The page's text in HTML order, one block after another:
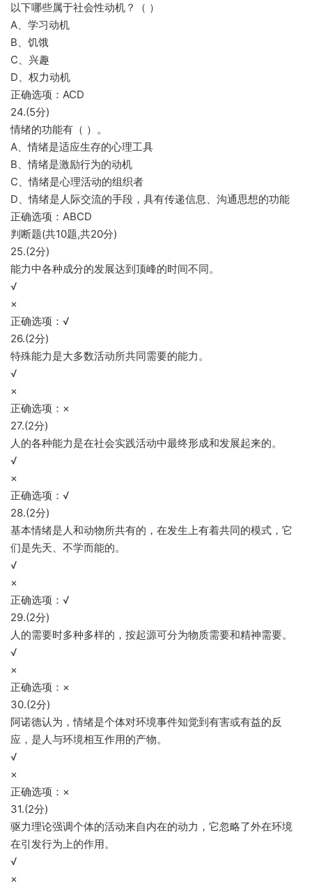
以下哪些属于社会性动机？（ ）
A、学习动机
B、饥饿
C、兴趣
D、权力动机
正确选项：ACD
24.(5分)
情绪的功能有（ ）。
A、情绪是适应生存的心理工具
B、情绪是激励行为的动机
C、情绪是心理活动的组织者
D、情绪是人际交流的手段，具有传递信息、沟通思想的功能
正确选项：ABCD
判断题(共10题,共20分)
25.(2分)
能力中各种成分的发展达到顶峰的时间不同。
√
×
正确选项：√
26.(2分)
特殊能力是大多数活动所共同需要的能力。
√
×
正确选项：×
27.(2分)
人的各种能力是在社会实践活动中最终形成和发展起来的。
√
×
正确选项：√
28.(2分)
基本情绪是人和动物所共有的，在发生上有着共同的模式，它
们是先天、不学而能的。
√
×
正确选项：√
29.(2分)
人的需要时多种多样的，按起源可分为物质需要和精神需要。
√
×
正确选项：×
30.(2分)
阿诺德认为，情绪是个体对环境事件知觉到有害或有益的反
应，是人与环境相互作用的产物。
√
×
正确选项：×
31.(2分)
驱力理论强调个体的活动来自内在的动力，它忽略了外在环境
在引发行为上的作用。
√
×